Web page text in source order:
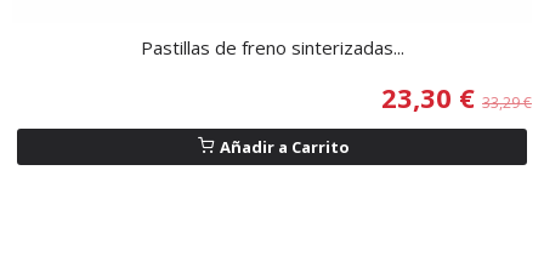
Pastillas de freno sinterizadas...
23,30 € 33,29 €
Añadir a Carrito